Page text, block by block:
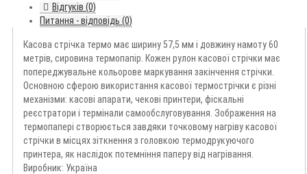
Відгуків (0)
Питання - відповідь (0)
Касова стрічка термо має ширину 57,5 мм і довжину намоту 60
метрів, сировина термопапір. Кожен рулон касової стрічки має
попереджувальне кольорове маркування закінчення стрічки.
Основною сферою використання касової термострічки є різні
механізми: касові апарати, чекові принтери, фіскальні
реєстратори і термінали самообслуговування. Зображення на
термопапері створюється завдяки точковому нагріву касової
стрічки в місцях зіткнення з головкою термодрукуючого
принтера, як наслідок потемніння паперу від нагрівання.
Виробник: Україна